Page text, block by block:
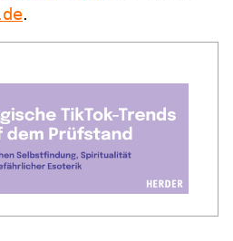
.